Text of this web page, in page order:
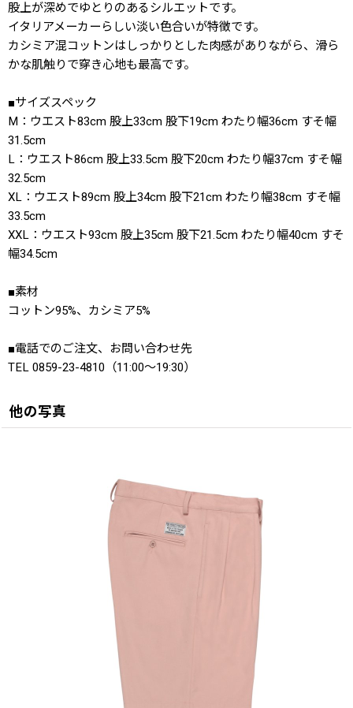
股上が深めでゆとりのあるシルエットです。
イタリアメーカーらしい淡い色合いが特徴です。
カシミア混コットンはしっかりとした肉感がありながら、滑ら
かな肌触りで穿き心地も最高です。
■サイズスペック
M：ウエスト83cm 股上33cm 股下19cm わたり幅36cm すそ幅
31.5cm
L：ウエスト86cm 股上33.5cm 股下20cm わたり幅37cm すそ幅
32.5cm
XL：ウエスト89cm 股上34cm 股下21cm わたり幅38cm すそ幅
33.5cm
XXL：ウエスト93cm 股上35cm 股下21.5cm わたり幅40cm すそ
幅34.5cm
■素材
コットン95%、カシミア5%
■電話でのご注文、お問い合わせ先
TEL 0859-23-4810（11:00〜19:30）
他の写真